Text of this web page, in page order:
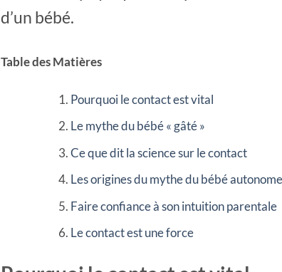
d’un bébé.
Table des Matières
Pourquoi le contact est vital
Le mythe du bébé « gâté »
Ce que dit la science sur le contact
Les origines du mythe du bébé autonome
Faire confiance à son intuition parentale
Le contact est une force